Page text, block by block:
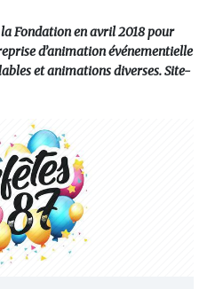
Fondation en avril 2018 pour
d’animation événementielle
et animations diverses. Site-